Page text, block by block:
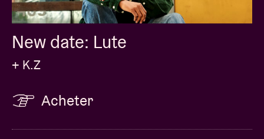
New date: Lute
+ K.Z
Acheter